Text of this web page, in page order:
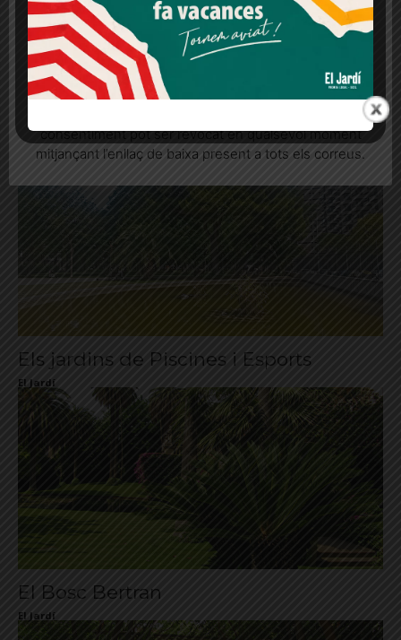
Els jardins de Moragas
El Jardí
Els jardins de Piscines i Esports
El Jardí
El Bosc Bertran
El Jardí
Més informació Acceptar Rebutjar tot
Quan l’usuari crea un compte al Diari el Jardí, dona el
seu consentiment explícit per rebre comunicacions
consentiment pot ser revocat en qualsevol moment
mitjançant l’enllaç de baixa present a tots els correus.